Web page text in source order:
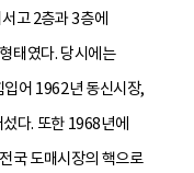
고 2층과 3층에
태였다. 당시에는
입어 1962년 동신시장,
다. 또한 1968년에
국 도매시장의 핵으로